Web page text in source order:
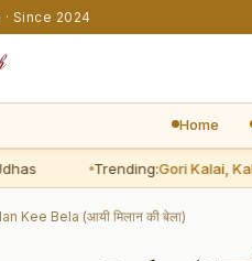
Since 2024
Home
Trending:Gori Kalai, Kalai
Kee Bela (आयी मिलान की बेला)